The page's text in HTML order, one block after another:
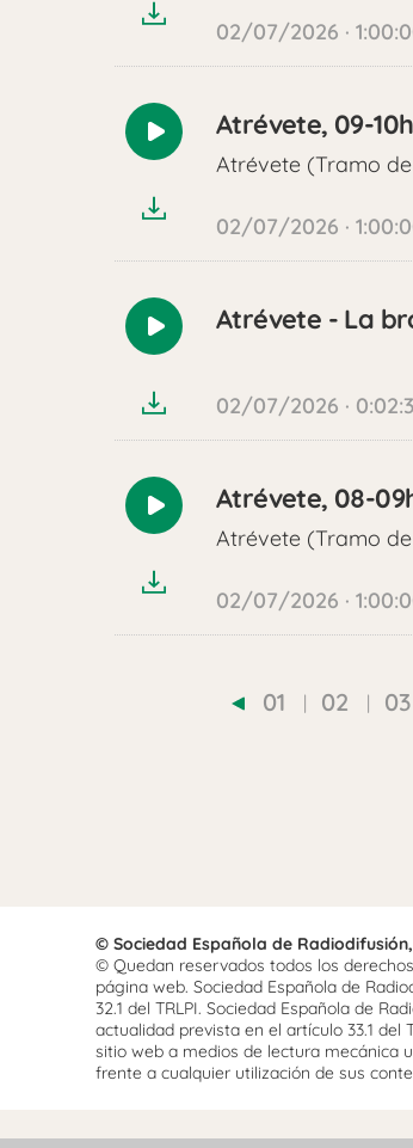
02/07/2026 ·
Reproducir
Atrévete, 09-
Atrévete (Tramo
02/07/2026 ·
Reproducir
Atrévete - La
02/07/2026 ·
Reproducir
Atrévete, 08-
Atrévete (Tramo
02/07/2026 ·
01 02 03
© Sociedad Española de
© Quedan reservados todos los
página web. Sociedad Española de
32.1 del TRLPI. Sociedad Española de
actualidad prevista en el artículo 33.1
sitio web a medios de lectura mecánica
frente a cualquier utilización de sus